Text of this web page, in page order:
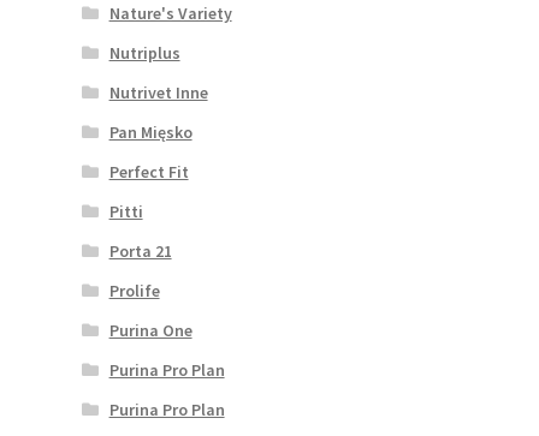
Nature's Variety
Nutriplus
Nutrivet Inne
Pan Mięsko
Perfect Fit
Pitti
Porta 21
Prolife
Purina One
Purina Pro Plan
Purina Pro Plan